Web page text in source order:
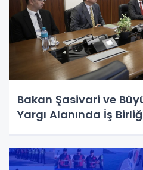
Bakan Şasivari ve
Yargı Alanında İş